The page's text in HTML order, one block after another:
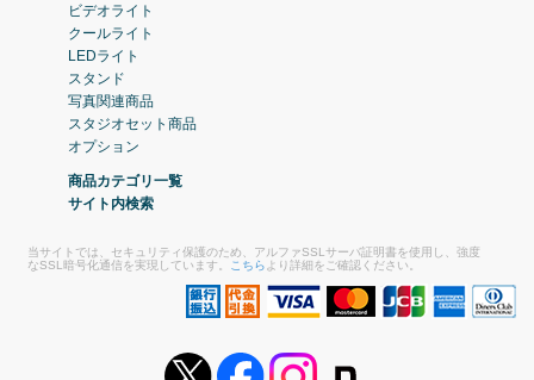
ビデオライト
クールライト
LEDライト
スタンド
写真関連商品
スタジオセット商品
オプション
商品カテゴリ一覧
サイト内検索
当サイトでは、セキュリティ保護のため、アルファSSLサーバ証明書を使用し、強度
なSSL暗号化通信を実現しています。
こちら より詳細をご確認ください。